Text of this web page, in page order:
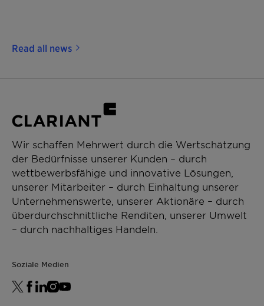
Read all news
Wir schaffen Mehrwert durch die Wertschätzung
der Bedürfnisse unserer Kunden – durch
wettbewerbsfähige und innovative Lösungen,
unserer Mitarbeiter – durch Einhaltung unserer
Unternehmenswerte, unserer Aktionäre – durch
überdurchschnittliche Renditen, unserer Umwelt
– durch nachhaltiges Handeln.
Soziale Medien